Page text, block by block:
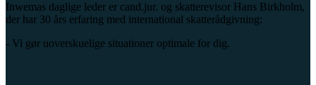
Inwemas daglige leder er cand.jur. og skatterevisor Hans Birkholm,
der har 30 års erfaring med international skatterådgivning:
- Vi gør uoverskuelige situationer optimale for dig.